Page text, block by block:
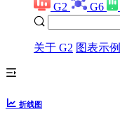
G2 G6
关于 G2 图表示例
折线图